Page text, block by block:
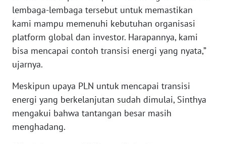
lembaga-lembaga tersebut untuk memastikan
kami mampu memenuhi kebutuhan organisasi
platform global dan investor. Harapannya, kami
bisa mencapai contoh transisi energi yang nyata,”
ujarnya.
Meskipun upaya PLN untuk mencapai transisi
energi yang berkelanjutan sudah dimulai, Sinthya
mengakui bahwa tantangan besar masih
menghadang.
WN
TAPANULI
TENGAH
WN DELI
SERDANG
WN
TEBING
TINGGI